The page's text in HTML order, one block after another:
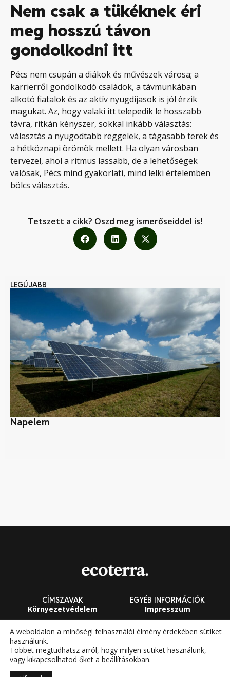
Nem csak a tükéknek éri
meg hosszú távon
gondolkodni itt
Pécs nem csupán a diákok és művészek városa; a
karrierről gondolkodó családok, a távmunkában
alkotó fiatalok és az aktív nyugdíjasok is jól érzik
magukat. Az, hogy valaki itt telepedik le hosszabb
távra, ritkán kényszer, sokkal inkább választás:
választás a nyugodtabb reggelek, a tágasabb terek és
a hétköznapi örömök mellett. Ha olyan városban
tervezel, ahol a ritmus lassabb, de a lehetőségek
valósak, Pécs mind gyakorlati, mind lelki értelemben
bölcs választás.
Tetszett a cikk? Oszd meg ismerőseiddel is!
LEGÚJABB
Napelem
CÍMSZAVAK
Környezetvédelem
Fenntarthatóság
Megújuló energia
EGYÉB INFORMÁCIÓK
Impresszum
Általános Szerződési
A weboldalon a minőségi felhasználói élmény érdekében sütiket
használunk.
Többet megtudhatsz arról, hogy milyen sütiket használunk,
vagy kikapcsolhatod őket a beállításokban.